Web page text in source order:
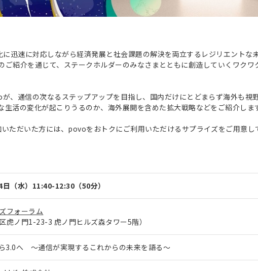
に迅速に対応しながら経済発展と社会課題の解決を両立するレジリエントな
ご紹介を通じて、ステークホルダーのみなさまとともに創造していくワク
、通信の次なるステップアップを目指し、国内だけにとどまらず海外も視
活の変化が起こりうるのか、海外展開を含めた拡大戦略などをご紹介しま
ただいた方には、povoをおトクにご利用いただけるサプライズをご用意し
（水）11:40-12:30（50分）
フォーラム
区虎ノ門1-23-3 虎ノ門ヒルズ森タワー5階）
3.0へ ～通信が実現するこれからの未来を語る～